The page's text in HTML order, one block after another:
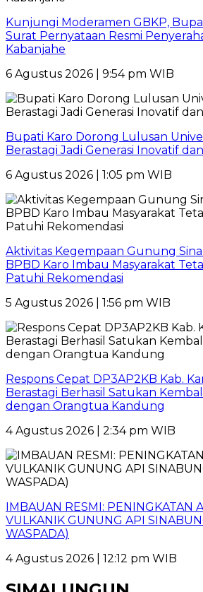
Kunjungi Moderamen GBKP,
Surat Pernyataan Resmi
Kabanjahe
6 Agustus 2026 | 9:54 pm WIB
Bupati Karo Dorong Lulusan
Berastagi Jadi Generasi Inovatif
6 Agustus 2026 | 1:05 pm WIB
Aktivitas Kegempaan Gunung
BPBD Karo Imbau Masyarakat
Patuhi Rekomendasi
5 Agustus 2026 | 1:56 pm WIB
Respons Cepat DP3AP2KB Kab.
Berastagi Berhasil Satukan
dengan Orangtua Kandung
4 Agustus 2026 | 2:34 pm WIB
IMBAUAN RESMI: PENINGKATAN
VULKANIK GUNUNG API
WASPADA)
4 Agustus 2026 | 12:12 pm WIB